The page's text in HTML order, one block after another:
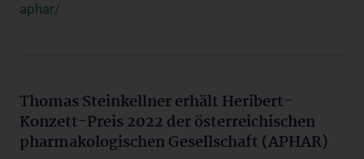
aphar/
Thomas Steinkellner erhält Heribert-
Konzett-Preis 2022 der österreichischen
pharmakologischen Gesellschaft (APHAR)